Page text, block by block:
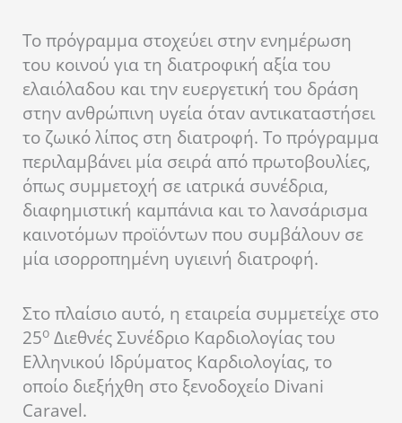
Το πρόγραμμα στοχεύει στην ενημέρωση
του κοινού για τη διατροφική αξία του
ελαιόλαδου και την ευεργετική του δράση
στην ανθρώπινη υγεία όταν αντικαταστήσει
το ζωικό λίπος στη διατροφή. Το πρόγραμμα
περιλαμβάνει μία σειρά από πρωτοβουλίες,
όπως συμμετοχή σε ιατρικά συνέδρια,
διαφημιστική καμπάνια και το λανσάρισμα
καινοτόμων προϊόντων που συμβάλουν σε
μία ισορροπημένη υγιεινή διατροφή.
Στο πλαίσιο αυτό, η εταιρεία συμμετείχε στο
25ο Διεθνές Συνέδριο Καρδιολογίας του
Ελληνικού Ιδρύματος Καρδιολογίας, το
οποίο διεξήχθη στο ξενοδοχείο Divani
Caravel.